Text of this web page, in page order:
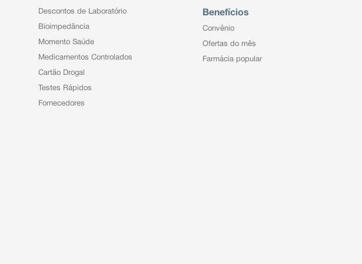
Descontos de Laboratório
Bioimpedância
Momento Saúde
Medicamentos Controlados
Cartão Drogal
Testes Rápidos
Fornecedores
Benefícios
Convênio
Ofertas do mês
Farmácia popular